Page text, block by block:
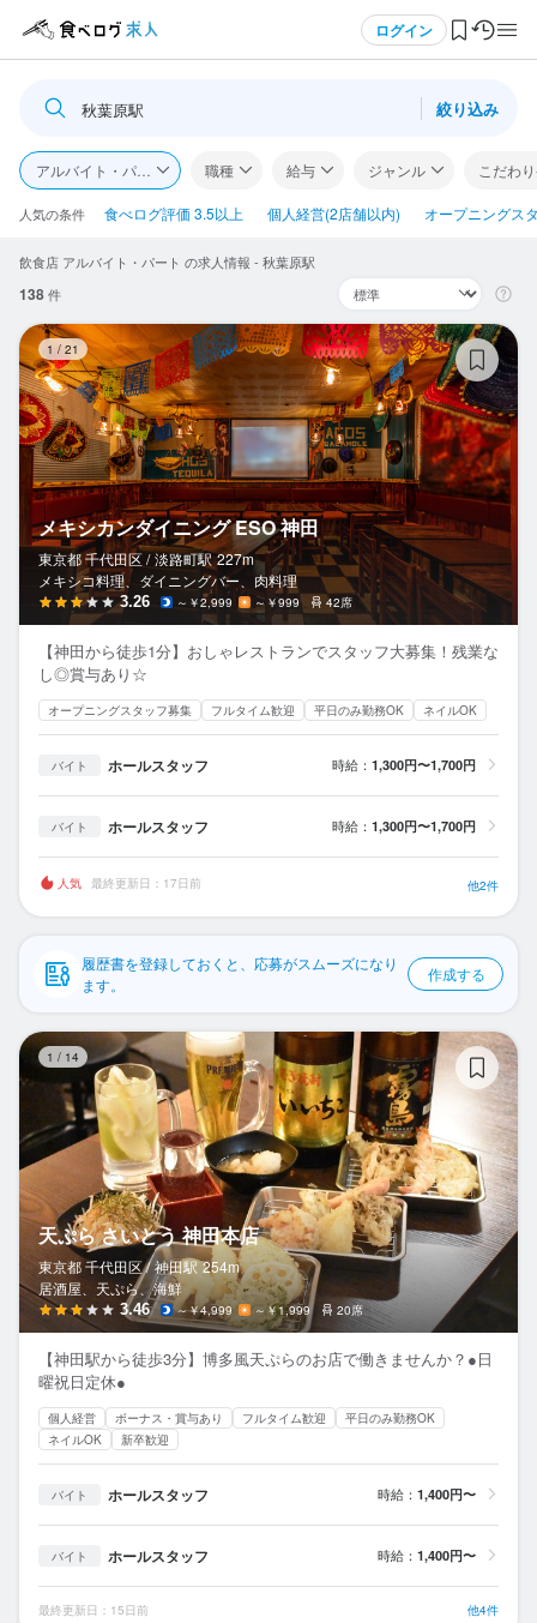
ログイン
食べログ求人TOP
求人検索
閲覧履歴
気になる求人
検索履歴・保存した条件
応募履歴
WEB履歴書
スカウト・メルマガ受信設定
ヘルプ・お問い合わせフォーム
掲載をご検討の店舗様へ
プライバシーポリシー
利用規約
企業情報
秋葉原駅 絞り込み
アルバイト・パート 職種 給与 ジャンル こだわ
人気の条件 食べログ評価 3.5以上 個人経営(2店舗以内) オープニングス
飲食店 アルバイト・パート の求人情報 - 秋葉原駅
138件
1 / 21
メキシカンダイニング ESO 神田
東京都 千代田区 / 淡路町駅 227m
メキシコ料理、ダイニングバー、肉料理
3.26 ～￥2,999 ～￥999 42席
【神田から徒歩1分】おしゃレストランでスタッフ大募集！残業な
し◎賞与あり☆
オープニングスタッフ募集 フルタイム歓迎 平日のみ勤務OK ネイルOK
バイト ホールスタッフ 時給： 1,300円〜1,700円
バイト ホールスタッフ 時給： 1,300円〜1,700円
人気 最終更新日：17日前 他2件
履歴書を登録しておくと、応募がスムーズになり
ます。
作成する
1 / 14
天ぷら さいとう 神田本店
東京都 千代田区 / 神田駅 254m
居酒屋、天ぷら、海鮮
3.46 ～￥4,999 ～￥1,999 20席
【神田駅から徒歩3分】博多風天ぷらのお店で働きませんか？●日
曜祝日定休●
個人経営 ボーナス・賞与あり フルタイム歓迎
平日のみ勤務OK
ネイルOK
新卒歓迎
バイト ホールスタッフ 時給： 1,400円〜
バイト ホールスタッフ 時給： 1,400円〜
最終更新日：15日前 他4件